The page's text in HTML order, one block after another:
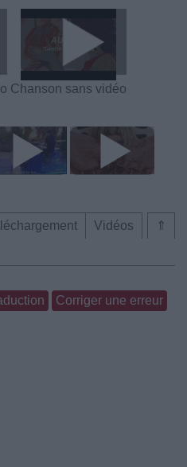
Chanson sans vidéo
⇑
Vidéos
Corriger une erreur